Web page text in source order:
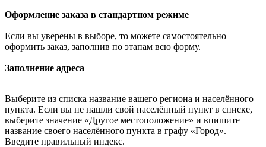
Оформление заказа в стандартном режиме
Если вы уверены в выборе, то можете самостоятельно
оформить заказ, заполнив по этапам всю форму.
Заполнение адреса
Выберите из списка название вашего региона и населённого
пункта. Если вы не нашли свой населённый пункт в списке,
выберите значение «Другое местоположение» и впишите
название своего населённого пункта в графу «Город».
Введите правильный индекс.